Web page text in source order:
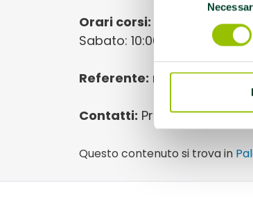
Orari corsi: Lu-ven 7:00/
Sabato: 10:00/12:00
Referente:
Contatti: Previo
Questo contenuto si trova in